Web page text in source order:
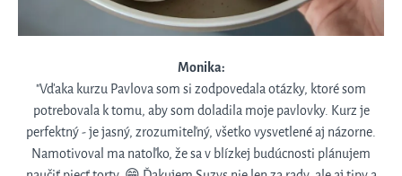
Monika:
"Vďaka kurzu Pavlova som si zodpovedala otázky, ktoré som
potrebovala k tomu, aby som doladila moje pavlovky. Kurz je
perfektný - je jasný, zrozumiteľný, všetko vysvetlené aj názorne.
Namotivoval ma natoľko, že sa v blízkej budúcnosti plánujem